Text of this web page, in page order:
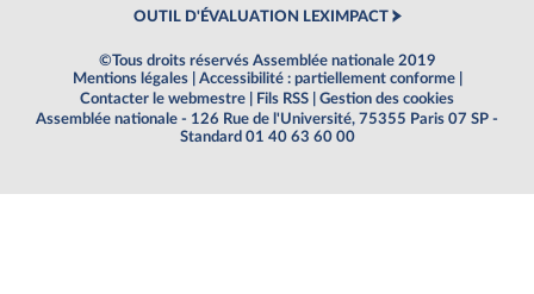
OUTIL D'ÉVALUATION LEXIMPACT
©Tous droits réservés Assemblée nationale 2019
Mentions légales
Accessibilité : partiellement conforme
Contacter le webmestre
Fils RSS
Gestion des cookies
Assemblée nationale - 126 Rue de l'Université, 75355 Paris 07 SP -
Standard 01 40 63 60 00